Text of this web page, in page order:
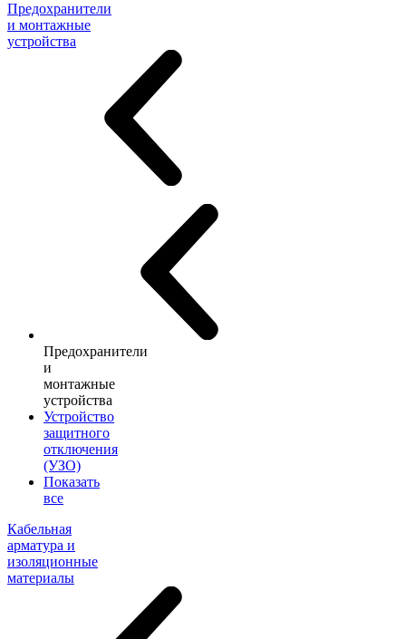
Предохранители
и монтажные
устройства
Предохранители
и
монтажные
устройства
Устройство
защитного
отключения
(УЗО)
Показать
все
Кабельная
арматура и
изоляционные
материалы